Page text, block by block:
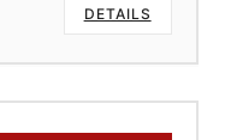
DETAILS